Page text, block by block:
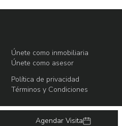
Agendar Visita
Únete como inmobiliaria
Únete como asesor
Política de privacidad
Términos y Condiciones